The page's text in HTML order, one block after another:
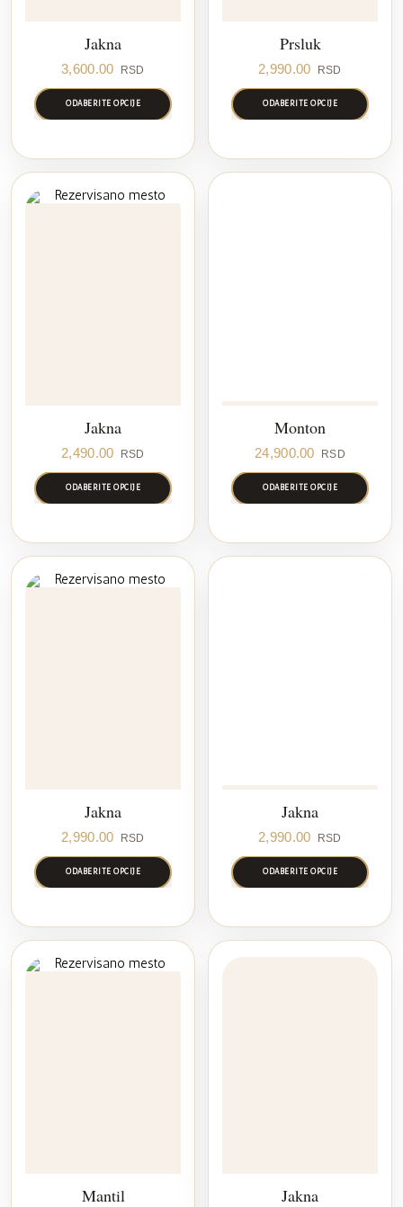
Jakna
3,600.00 RSD
ODABERITE OPCIJE
Prsluk
2,990.00 RSD
ODABERITE OPCIJE
Jakna
2,490.00 RSD
ODABERITE OPCIJE
Monton
24,900.00 RSD
ODABERITE OPCIJE
Jakna
2,990.00 RSD
ODABERITE OPCIJE
Jakna
2,990.00 RSD
ODABERITE OPCIJE
Mantil Jakna